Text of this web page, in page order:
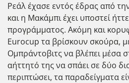
Ρεάλ έχασε εντός έδρας από
και η Μακάμπι έχει υποστεί
προγράμματος. Ακόμη και
Eurocup τα βρίσκουν σκούρα,
Ομπράντοβιτς να βλέπει μέσα
αήττητό της να σπάει σε δύο
περιπτώσει, τα παραδείγματα